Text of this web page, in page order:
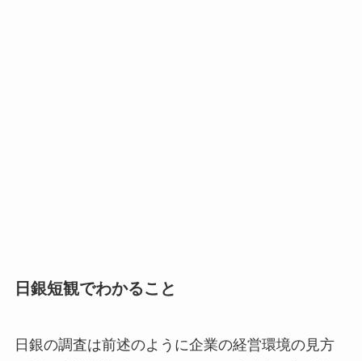
日銀短観でわかること
日銀の調査は前述のように企業の経営環境の見方